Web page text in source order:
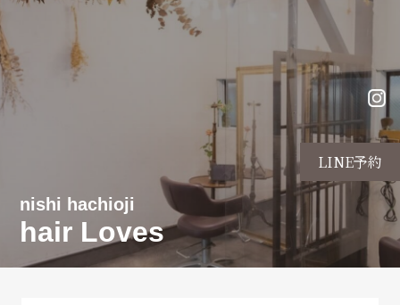
LINE予約
nishi hachioji
hair Loves